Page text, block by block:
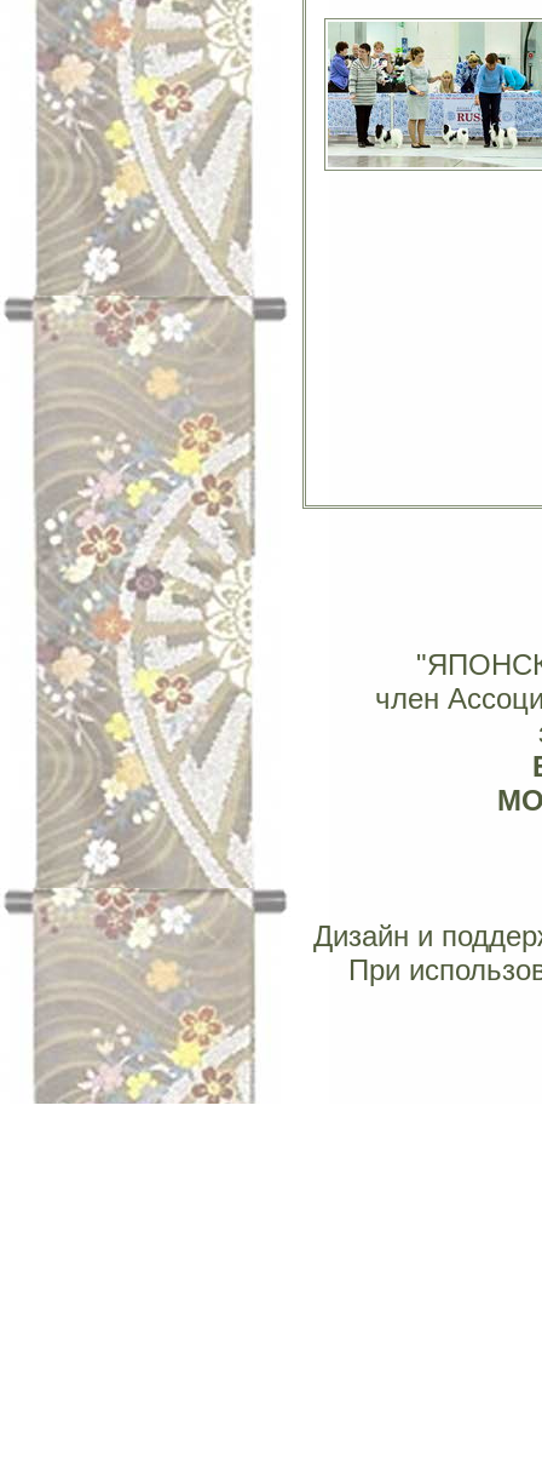
член
Дизайн и
При